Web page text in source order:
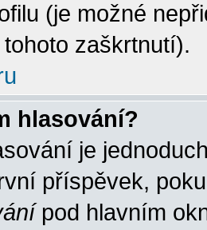
(je možné
zaškrtnutí).
hlasování?
je
příspěvek,
pod hlavním